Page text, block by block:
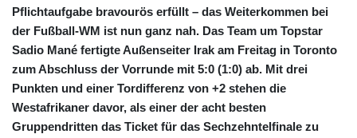
Pflichtaufgabe bravourös erfüllt – das Weiterkommen bei
der Fußball-WM ist nun ganz nah. Das Team um Topstar
Sadio Mané fertigte Außenseiter Irak am Freitag in Toronto
zum Abschluss der Vorrunde mit 5:0 (1:0) ab. Mit drei
Punkten und einer Tordifferenz von +2 stehen die
Westafrikaner davor, als einer der acht besten
Gruppendritten das Ticket für das Sechzehntelfinale zu